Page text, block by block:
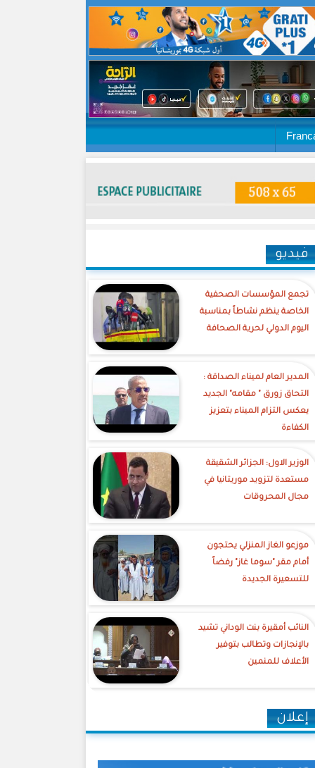
فيديو
تجمع المؤسسات الصحفية
الخاصة ينظم نشاطاً بمناسبة
اليوم الدولي لحرية الصحافة
‎المدير العام لميناء الصداقة :
التحاق زورق " مقامه" الجديد
يعكس التزام الميناء بتعزيز
الكفاءة
الوزير الاول: الجزائر الشقيقة
مستعدة لتزويد موريتانيا في
مجال المحروقات
موزعو الغاز المنزلي يحتجون
أمام مقر "سوما غاز" رفضاً
للتسعيرة الجديدة
النائب أمقيرة بنت الوداني تشيد
بالإنجازات وتطالب بتوفير
الأعلاف للمنمين
إعلان